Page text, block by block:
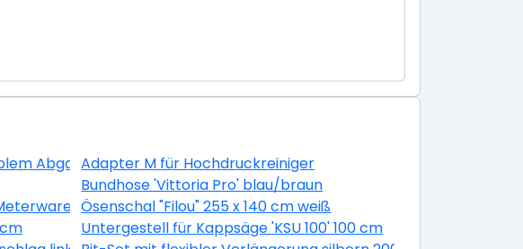
AbgangAdapter M für Hochdruckreiniger
Bundhose 'Vittoria Pro' blau/braun
Ösenschal "Filou" 255 x 140 cm weiß
Untergestell für Kappsäge 'KSU 100' 100 cm